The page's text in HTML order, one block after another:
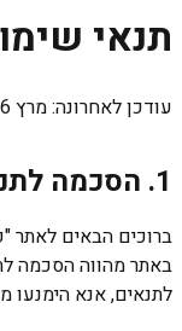
תנאי
עודכן לאחרונה: מרץ 2026
1. הסכמה לתנאים
ברוכים הבאים לאתר
באתר מהווה הסכמה
לתנאים, אנא הימנעו